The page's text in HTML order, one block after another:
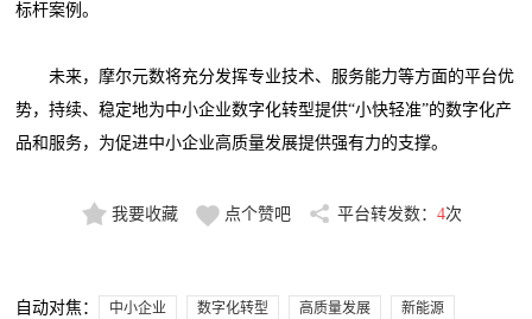
标杆案例。
未来，摩尔元数将充分发挥专业技术、服务能力等方面的平台优
势，持续、稳定地为中小企业数字化转型提供“小快轻准”的数字化产
品和服务，为促进中小企业高质量发展提供强有力的支撑。
我要收藏 点个赞吧 平台转发数： 4次
自动对焦： 中小企业 数字化转型 高质量发展 新能源